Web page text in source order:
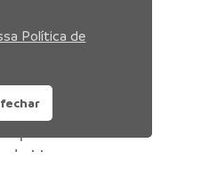
de Manaus
Manaus
Política de